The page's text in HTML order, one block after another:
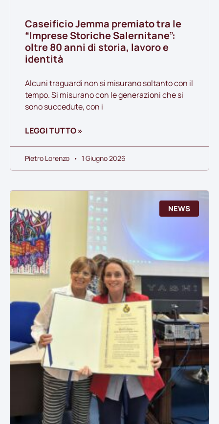
Caseificio Jemma premiato tra le
“Imprese Storiche Salernitane”:
oltre 80 anni di storia, lavoro e
identità
Alcuni traguardi non si misurano soltanto con il
tempo. Si misurano con le generazioni che si
sono succedute, con i
LEGGI TUTTO »
Pietro Lorenzo 1 Giugno 2026
NEWS